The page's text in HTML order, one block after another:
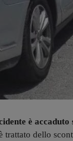
è
trattato dello